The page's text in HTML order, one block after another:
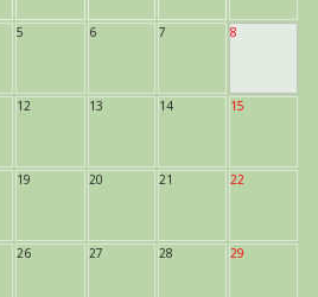
5 6 7 8
12 13 14 15
19 20 21 22
26 27 28 29